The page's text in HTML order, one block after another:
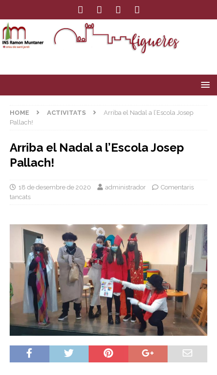
HOME ACTIVITATS
Arriba el Nadal a l’Escola Josep
Pallach!
Arriba el Nadal a l’Escola Josep
Pallach!
18 de desembre de 2020 administrador
Comentaris
tancats